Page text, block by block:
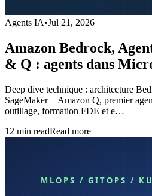
Agents IA•Jul 21, 2026
Amazon Bedrock,
& Q : agents dans
Deep dive technique : architecture
SageMaker + Amazon Q, premier
outillage, formation FDE et e…
12 min readRead more